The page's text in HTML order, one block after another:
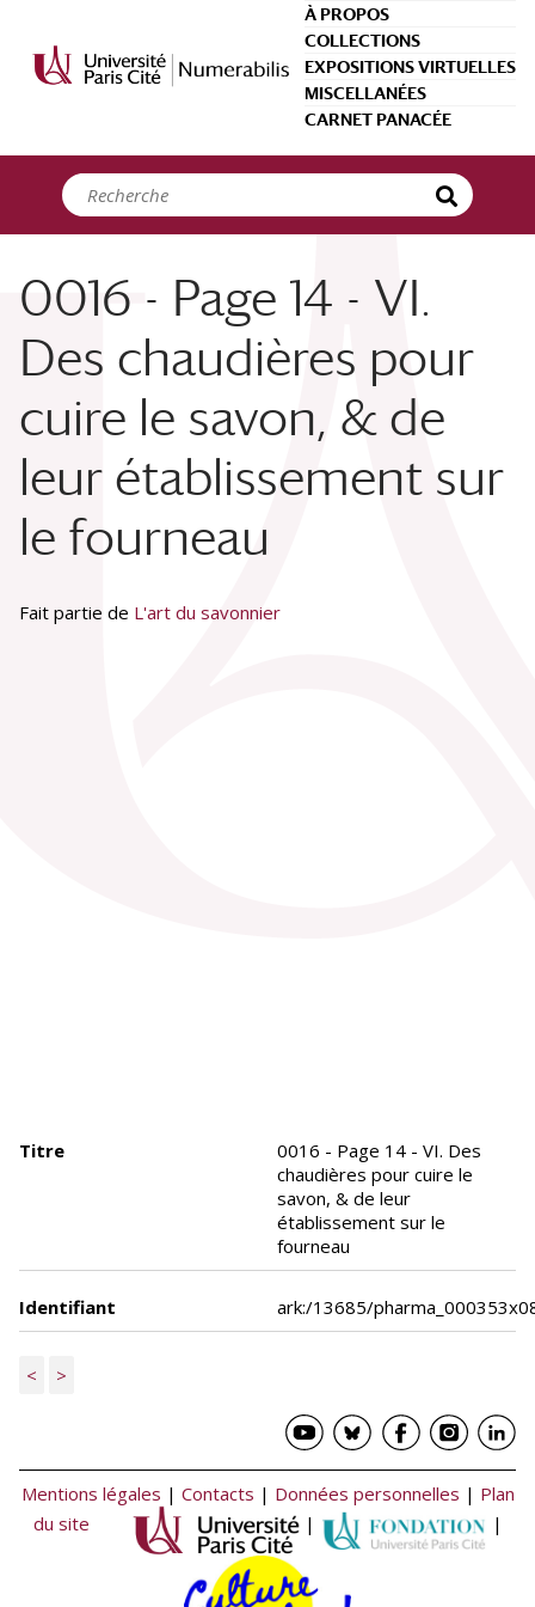
À PROPOS
COLLECTIONS
EXPOSITIONS VIRTUELLES
MISCELLANÉES
CARNET PANACÉE
0016 - Page 14 - VI.
Des chaudières pour
cuire le savon, & de
leur établissement sur
le fourneau
Fait partie de L'art du savonnier
Titre
0016 - Page 14 - VI. Des
chaudières pour cuire le
savon, & de leur
établissement sur le
fourneau
Identifiant ark:/13685/
< >
Mentions légales | Contacts | Données personnelles | Plan
du site
| |